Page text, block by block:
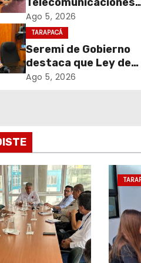
encabezó primera
coordinación para el
de cables en desuso
Iquique
Ago 5, 2026
TARAPACÁ
Seremi de Gobierno
destaca que Ley de
Reconstrucción
Ago 5, 2026